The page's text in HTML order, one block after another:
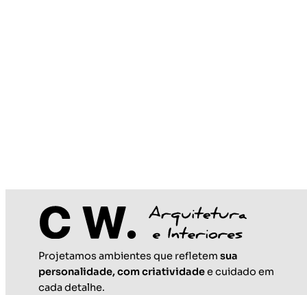
CASACOMBR
Projetamos ambientes que refletem sua
personalidade, com criatividadee cuidado em
cada detalhe.